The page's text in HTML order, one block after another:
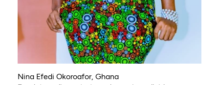
Nina Efedi Okoroafor, Ghana